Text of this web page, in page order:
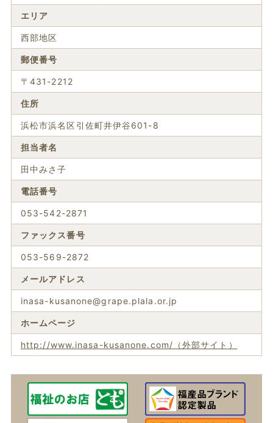
エリア
西部地区
郵便番号
〒431-2212
住所
浜松市浜名区引佐町井伊谷601-8
担当者名
田中みさ子
電話番号
053-542-2871
ファックス番号
053-569-2872
メールアドレス
inasa-kusanone@grape.plala.or.jp
ホームページ
http://www.inasa-kusanone.com/（外部サイト）